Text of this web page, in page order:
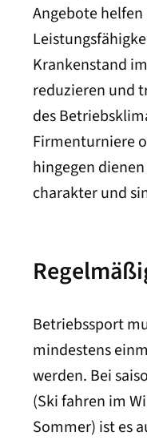
Angebote
Kranken­stand
reduzieren und
des
Firmen­turniere
hingegen
charakter und
Betriebssport
mindestens
werden. Bei
(Ski fahren im
Sommer) ist es